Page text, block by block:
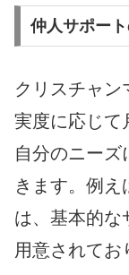
仲人サポー
クリスチャン
実度に応じて
自分のニーズ
きます。例え
は、基本的な
用意されてお